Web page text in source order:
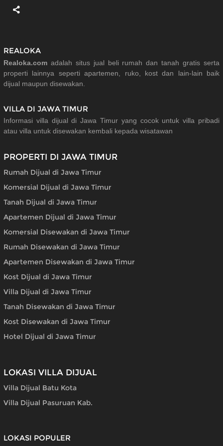
REALOKA
Realoka.com adalah situs jual beli rumah dan tanah gratis serta
properti lainnya seperti apartemen, ruko, kost dan lain-lain baik
dijual maupun disewakan.
VILLA DI JAWA TIMUR
Informasi villa dijual di Jawa Timur yang cocok untuk villa pribadi
atau villa untuk disewakan kembali kepada wisatawan
PROPERTI DI JAWA TIMUR
Rumah Dijual di Jawa Timur
Komersial Dijual di Jawa Timur
Tanah Dijual di Jawa Timur
Apartemen Dijual di Jawa Timur
Komersial Disewakan di Jawa Timur
Rumah Disewakan di Jawa Timur
Apartemen Disewakan di Jawa Timur
Kost Dijual di Jawa Timur
Villa Dijual di Jawa Timur
Tanah Disewakan di Jawa Timur
Kost Disewakan di Jawa Timur
Hotel Dijual di Jawa Timur
LOKASI VILLA DIJUAL
Villa Dijual Batu Kota
Villa Dijual Pasuruan Kab.
LOKASI POPULER